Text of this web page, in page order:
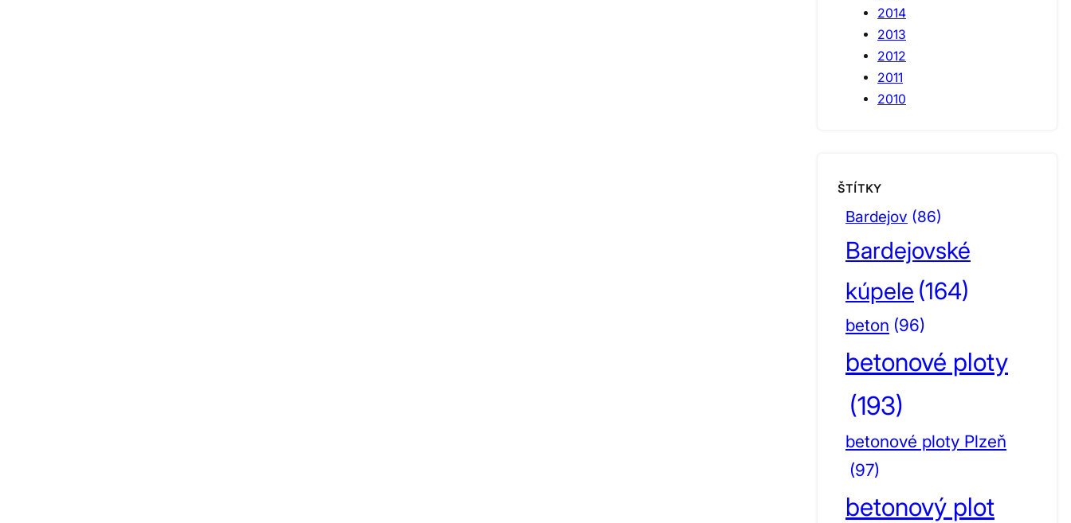
2014
2013
2012
2011
2010
ŠTÍTKY
Bardejov (86)
Bardejovské
kúpele (164)
beton (96)
betonové ploty
(193)
betonové ploty Plzeň
(97)
betonový plot